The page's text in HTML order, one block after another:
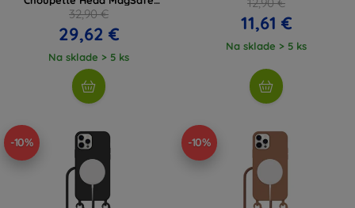
(KLHMP12MHLSCHH)
32,90 €
29,62 €
Na sklade > 5 ks
11,61 €
Na sklade > 5 ks
-10% -10%